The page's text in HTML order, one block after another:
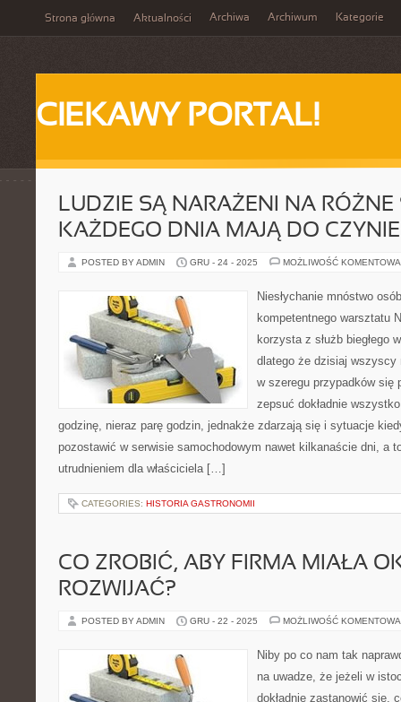
Strona główna Aktualności Archiwa Archiwum Kategorie
CIEKAWY PORTAL!
LUDZIE SĄ NARAŻENI NA RÓŻNE
KAŻDEGO DNIA MAJĄ DO
POSTED BY ADMIN GRU - 24 - 2025 MOŻLIWOŚĆ
Niesłychanie mnóstwo
kompetentnego warsztatu
korzysta z służb biegłego
dlatego że dzisiaj wszyscy
w szeregu przypadków się
zepsuć dokładnie
godzinę, nieraz parę godzin, jednakże zdarzają się i sytuacje
pozostawić w serwisie samochodowym nawet kilkanaście dni, a
utrudnieniem dla właściciela […]
CATEGORIES: HISTORIA GASTRONOMII
CO ZROBIĆ, ABY FIRMA MIAŁA
ROZWIJAĆ?
POSTED BY ADMIN GRU - 22 - 2025 MOŻLIWOŚĆ
Niby po co nam tak
na uwadze, że jeżeli w
dokładnie zastanowić się,